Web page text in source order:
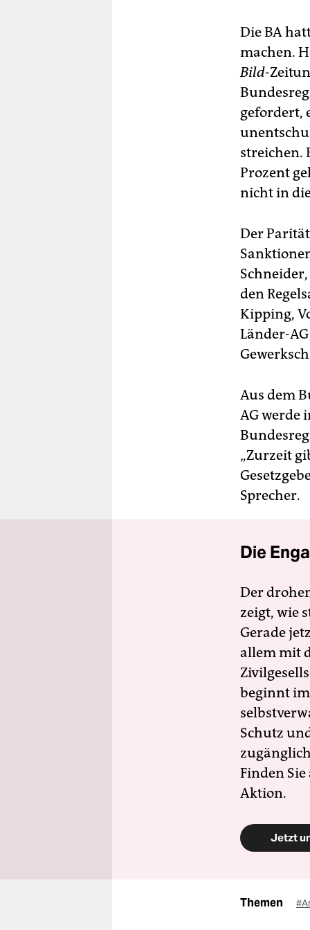
Die BA
machen.
Bild-
gefordert,
streichen.
Prozent
nicht in
Der
den
Kipping,
Länder-
Aus dem
AG werde
„Zurzeit
Sprecher.
Die
Der
zeigt, wie
Gerade
allem mit
beginnt
Schutz
Finden
Aktion.
Jetzt
Themen